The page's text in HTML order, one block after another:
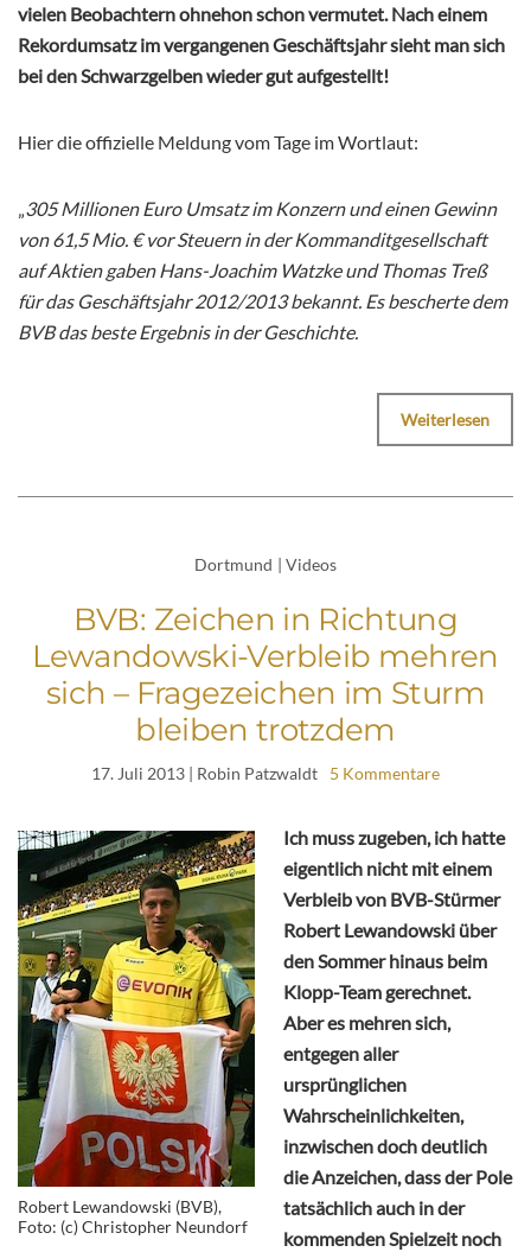
vielen Beobachtern ohnehon schon vermutet. Nach einem
Rekordumsatz im vergangenen Geschäftsjahr sieht man sich
bei den Schwarzgelben wieder gut aufgestellt!
Hier die offizielle Meldung vom Tage im Wortlaut:
„305 Millionen Euro Umsatz im Konzern und einen Gewinn
von 61,5 Mio. € vor Steuern in der Kommanditgesellschaft
auf Aktien gaben Hans-Joachim Watzke und Thomas Treß
für das Geschäftsjahr 2012/2013 bekannt. Es bescherte dem
BVB das beste Ergebnis in der Geschichte.
Weiterlesen
Dortmund | Videos
BVB: Zeichen in Richtung
Lewandowski-Verbleib mehren
sich – Fragezeichen im Sturm
bleiben trotzdem
17. Juli 2013 | Robin Patzwaldt 5 Kommentare
Robert Lewandowski (BVB),
Foto: (c) Christopher Neundorf
Ich muss zugeben, ich hatte
eigentlich nicht mit einem
Verbleib von BVB-Stürmer
Robert Lewandowski über
den Sommer hinaus beim
Klopp-Team gerechnet.
Aber es mehren sich,
entgegen aller
ursprünglichen
Wahrscheinlichkeiten,
inzwischen doch deutlich
die Anzeichen, dass der Pole
tatsächlich auch in der
kommenden Spielzeit noch